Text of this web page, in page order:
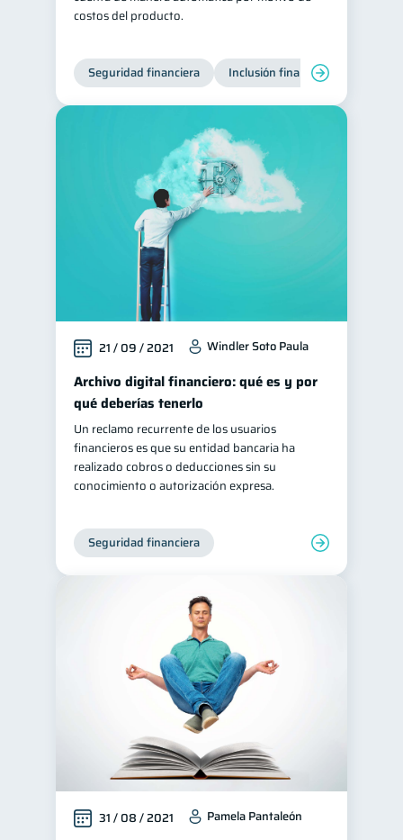
costos del producto.
Seguridad financiera Inclusión financiera
21 / 09 / 2021 Windler Soto Paula
Archivo digital financiero: qué es y por
qué deberías tenerlo
Un reclamo recurrente de los usuarios
financieros es que su entidad bancaria ha
realizado cobros o deducciones sin su
conocimiento o autorización expresa.
Seguridad financiera
31 / 08 / 2021 Pamela Pantaleón